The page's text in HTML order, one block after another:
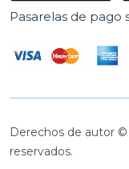
Pasarelas de pago
Derechos de autor ©
reservados.